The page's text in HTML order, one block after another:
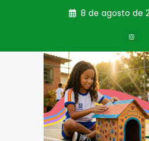
8 de agosto de
Tag:
Página inicial